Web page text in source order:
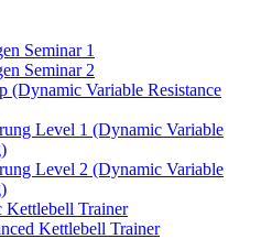
Seminar 1
Seminar 2
Variable Resistance
Level 1 (Dynamic Variable
Level 2 (Dynamic Variable
Kettlebell Trainer
Kettlebell Trainer